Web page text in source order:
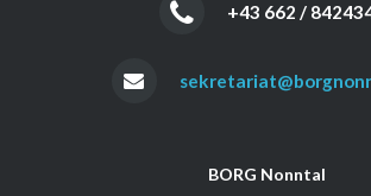
+43 662 /
BORG Nonntal